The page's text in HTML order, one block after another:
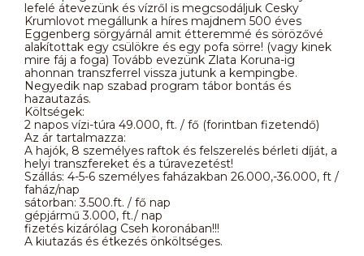
lefelé átevezünk és vízről is megcsodáljuk Cesky
Krumlovot megállunk a híres majdnem 500 éves
Eggenberg sörgyárnál amit étteremmé és sörözővé
alakítottak egy csülökre és egy pofa sörre! (vagy kinek
mire fáj a foga) Tovább evezünk Zlata Koruna-ig
ahonnan transzferrel vissza jutunk a kempingbe.
Negyedik nap szabad program tábor bontás és
hazautazás.
Költségek:
2 napos vízi-túra 49.000, ft. / fő (forintban fizetendő)
Az ár tartalmazza:
A hajók, 8 személyes raftok és felszerelés bérleti díját, a
helyi transzfereket és a túravezetést!
Szállás: 4-5-6 személyes faházakban 26.000,-36.000, ft /
faház/nap
sátorban: 3.500.ft. / fő nap
gépjármű 3.000, ft./ nap
fizetés kizárólag Cseh koronában!!!
A kiutazás és étkezés önköltséges.